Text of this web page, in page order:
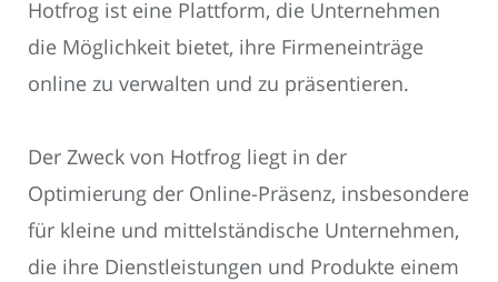
Hotfrog ist eine Plattform, die Unternehmen
die Möglichkeit bietet, ihre Firmeneinträge
online zu verwalten und zu präsentieren.
Der Zweck von Hotfrog liegt in der
Optimierung der Online-Präsenz, insbesondere
für kleine und mittelständische Unternehmen,
die ihre Dienstleistungen und Produkte einem